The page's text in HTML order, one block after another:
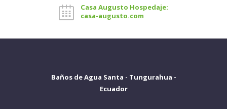
Casa Augusto Hospedaje:
casa-augusto.com
Baños de Agua Santa - Tungurahua -
Ecuador